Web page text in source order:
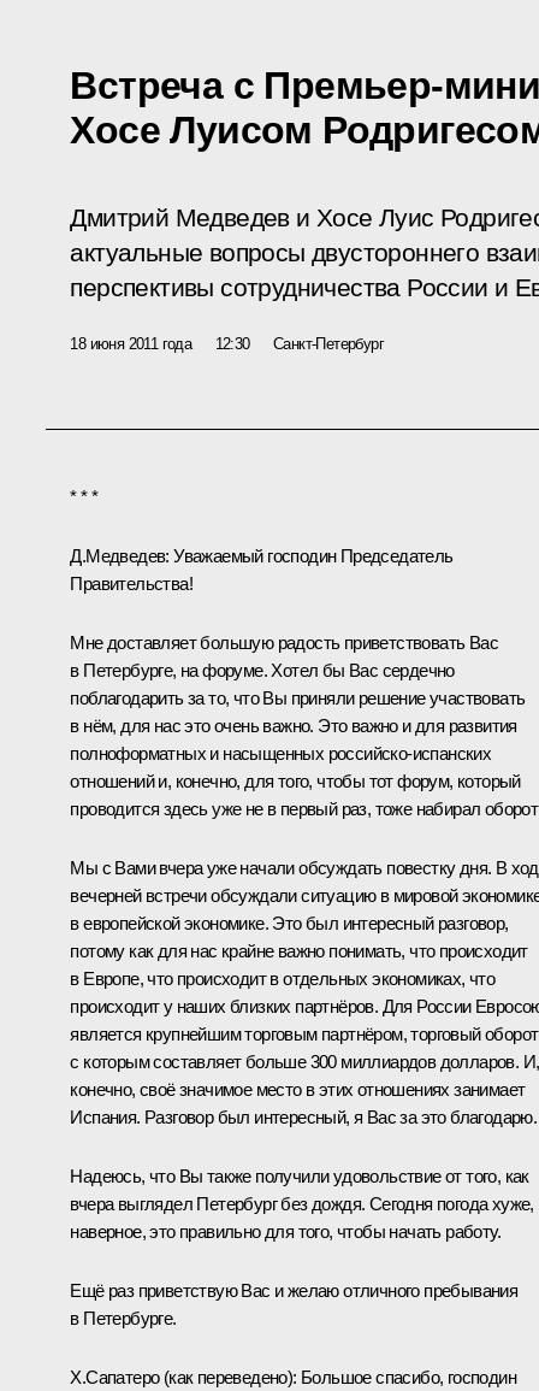
Встреча с Премьер-
Хосе Луисом
Дмитрий Медведев и Хосе Луис
актуальные вопросы двустороннего
перспективы сотрудничества России и
18 июня 2011 года 12:30 Санкт-Петербург
* * *
Д.Медведев: Уважаемый господин Председатель
Правительства!
Мне доставляет большую радость приветствовать Вас
в Петербурге, на форуме. Хотел бы Вас сердечно
поблагодарить за то, что Вы приняли решение участвовать
в нём, для нас это очень важно. Это важно и для развития
полноформатных и насыщенных российско-испанских
отношений и, конечно, для того, чтобы тот форум, который
проводится здесь уже не в первый раз, тоже набирал
Мы с Вами вчера уже начали обсуждать повестку дня. В
вечерней встречи обсуждали ситуацию в мировой
в европейской экономике. Это был интересный разговор,
потому как для нас крайне важно понимать, что происходит
в Европе, что происходит в отдельных экономиках, что
происходит у наших близких партнёров. Для России
является крупнейшим торговым партнёром, торговый оборот
с которым составляет больше 300 миллиардов долларов. И,
конечно, своё значимое место в этих отношениях занимает
Испания. Разговор был интересный, я Вас за это благодарю.
Надеюсь, что Вы также получили удовольствие от того, как
вчера выглядел Петербург без дождя. Сегодня погода хуже,
наверное, это правильно для того, чтобы начать работу.
Ещё раз приветствую Вас и желаю отличного пребывания
в Петербурге.
Х.Сапатеро (как переведено): Большое спасибо, господин